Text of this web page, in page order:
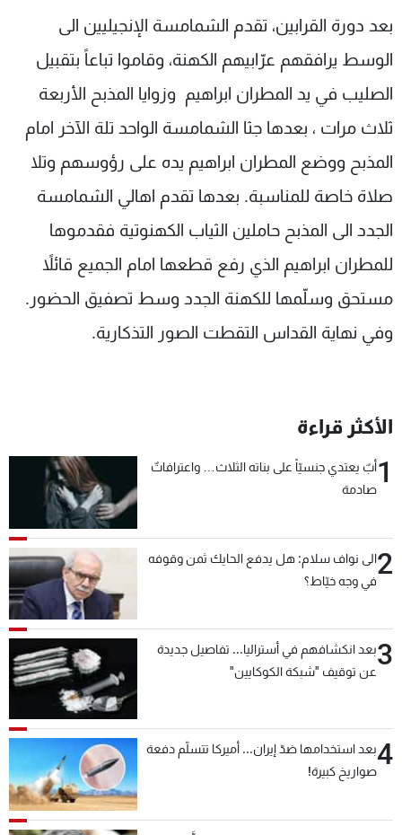
بعد دورة القرابين، تقدم الشمامسة الإنجيليين الى
الوسط يرافقهم عرّابيهم الكهنة، وقاموا تباعاً بتقبيل
الصليب في يد المطران ابراهيم وزوايا المذبح الأربعة
ثلاث مرات ، بعدها جثا الشمامسة الواحد تلة الآخر امام
المذبح ووضع المطران ابراهيم يده على رؤوسهم وتلا
صلاة خاصة للمناسبة. بعدها تقدم اهالي الشمامسة
الجدد الى المذبح حاملين الثياب الكهنوتية فقدموها
للمطران ابراهيم الذي رفع قطعها امام الجميع قائلاً
مستحق وسلّمها للكهنة الجدد وسط تصفيق الحضور.
وفي نهاية القداس التقطت الصور التذكارية.
الأكثر قراءة
1أبٌ يعتدي جنسيّاً على بناته الثلاث… واعترافاتٌ
صادمة
2الى نواف سلام: هل يدفع الحايك ثمن وقوفه
في وجه خيّاط؟
3بعد انكشافهم في أستراليا... تفاصيل جديدة
عن توقيف "شبكة الكوكايين"
4بعد استخدامها ضدّ إيران... أميركا تتسلّم دفعة
صواريخ كبيرة!